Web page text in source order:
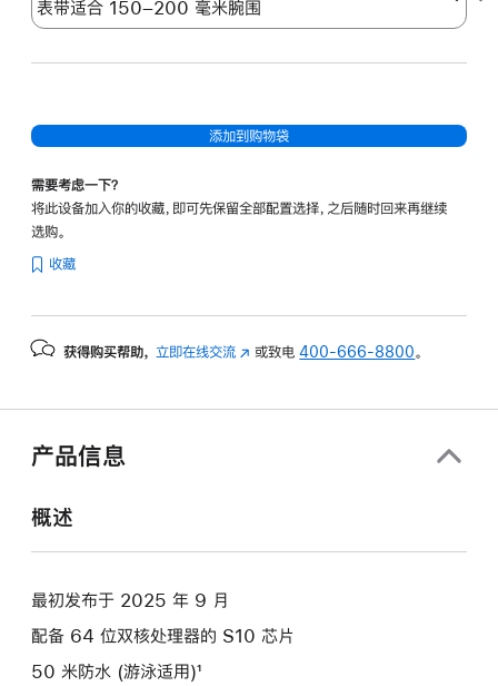
添加到购物袋
需要考虑一下？
将此设备加入你的收藏，即可先保留全部配置选择，之后随时回来再继续
选购。
收藏
获得购买帮助， 立即在线交流 (在 或致电400-666-8800。
产品信息
概述
最初发布于 2025 年 9 月
配备 64 位双核处理器的 S10 芯片
50 米防水 (游泳适用)¹